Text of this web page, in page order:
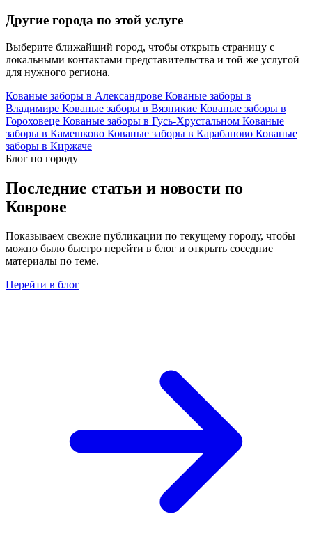
Другие города по этой услуге
Выберите ближайший город, чтобы открыть страницу с
локальными контактами представительства и той же услугой
для нужного региона.
Кованые заборы в Александрове Кованые заборы в
Владимире Кованые заборы в Вязникие Кованые заборы в
Гороховеце Кованые заборы в Гусь-Хрустальном Кованые
заборы в Камешково Кованые заборы в Карабаново Кованые
заборы в Киржаче
Блог по городу
Последние статьи и новости по
Коврове
Показываем свежие публикации по текущему городу, чтобы
можно было быстро перейти в блог и открыть соседние
материалы по теме.
Перейти в блог